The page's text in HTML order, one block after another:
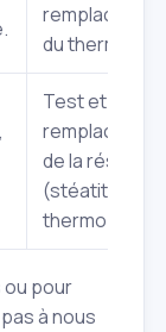
du
Test et
de la
(stéatite ou
pour
à nous